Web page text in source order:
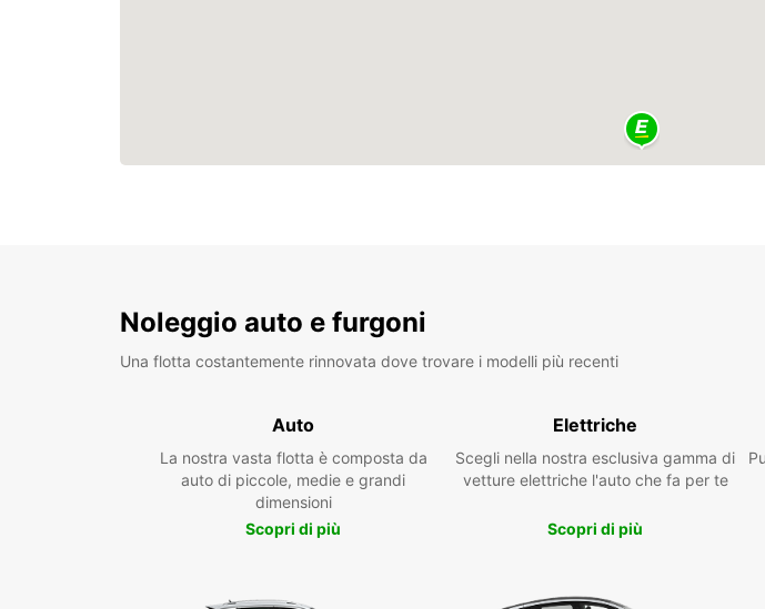
Noleggio auto e furgoni
Una flotta costantemente rinnovata dove trovare i modelli più recenti
Auto
La nostra vasta flotta è composta da
auto di piccole, medie e grandi
dimensioni
Scopri di più
Elettriche
Scegli nella nostra esclusiva gamma di
vetture elettriche l'auto che fa per te
Scopri di più